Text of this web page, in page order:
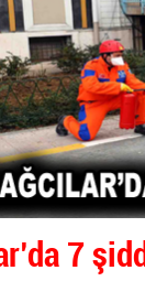
7